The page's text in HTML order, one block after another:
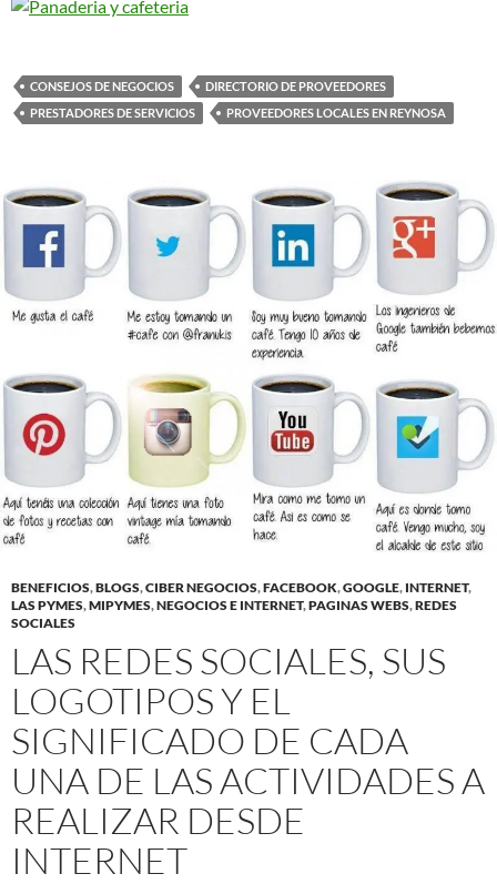
CONSEJOS DE NEGOCIOS
DIRECTORIO DE PROVEEDORES
PRESTADORES DE SERVICIOS
PROVEEDORES LOCALES EN REYNOSA
BENEFICIOS,BLOGS,CIBER NEGOCIOS,FACEBOOK,GOOGLE, INTERNET,
LAS PYMES,MIPYMES,NEGOCIOS E INTERNET,PAGINAS WEBS,REDES
SOCIALES
LAS REDES SOCIALES, SUS
LOGOTIPOS Y EL
SIGNIFICADO DE CADA
UNA DE LAS ACTIVIDADES A
REALIZAR DESDE
INTERNET